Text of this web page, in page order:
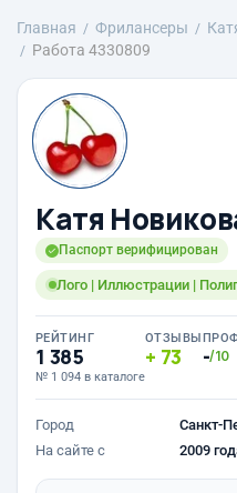
Главная Фрилансеры
Работа 4330809
Катя
Паспорт верифицирован
Лого | Иллюстрации |
РЕЙТИНГ
1 385
№ 1 094 в каталоге
ОТЗЫВЫ
73 -/10
Город
Санкт-
На сайте с
2009